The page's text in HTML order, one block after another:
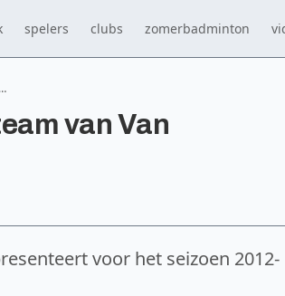
spelers clubs zomerbadminton
van Van
voor het seizoen 2012-